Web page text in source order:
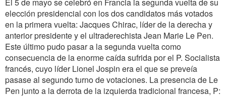
elección presidencial con los dos candidatos más votados
en la primera vuelta: Jacques Chirac, líder de la derecha y
anterior presidente y el ultraderechista Jean Marie Le Pen.
Este último pudo pasar a la segunda vuelta como
consecuencia de la enorme caída sufrida por el P. Socialista
francés, cuyo líder Lionel Jospin era el que se preveía
pasase al segundo turno de votaciones. La presencia de Le
Pen junto a la derrota de la izquierda tradicional francesa, P: